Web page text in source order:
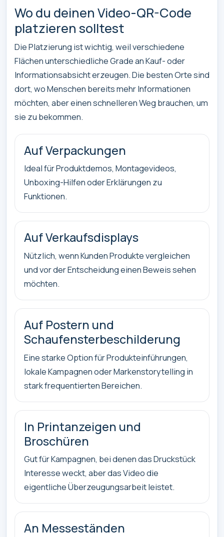
Wo du deinen Video-QR-Code
platzieren solltest
Die Platzierung ist wichtig, weil verschiedene
Flächen unterschiedliche Grade an Kauf- oder
Informationsabsicht erzeugen. Die besten Orte sind
dort, wo Menschen bereits mehr Informationen
möchten, aber einen schnelleren Weg brauchen, um
sie zu bekommen.
Auf Verpackungen
Ideal für Produktdemos, Montagevideos,
Unboxing-Hilfen oder Erklärungen zu
Funktionen.
Auf Verkaufsdisplays
Nützlich, wenn Kunden Produkte vergleichen
und vor der Entscheidung einen Beweis sehen
möchten.
Auf Postern und
Schaufensterbeschilderung
Eine starke Option für Produkteinführungen,
lokale Kampagnen oder Markenstorytelling in
stark frequentierten Bereichen.
In Printanzeigen und
Broschüren
Gut für Kampagnen, bei denen das Druckstück
Interesse weckt, aber das Video die
eigentliche Überzeugungsarbeit leistet.
An Messeständen